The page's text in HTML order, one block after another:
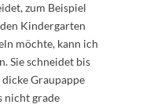
zum Beispiel
Kindergarten
möchte, kann ich
Sie schneidet bis
Graupappe
nicht grade